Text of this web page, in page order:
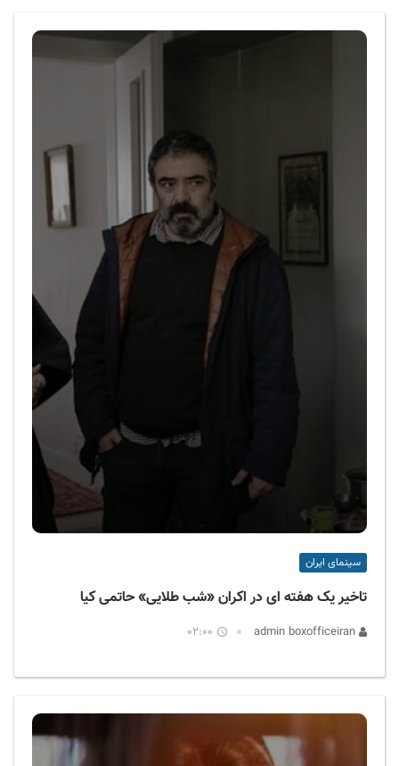
سینمای ایران
تاخیر یک هفته ای در اکران «شب طلایی» حاتمی کیا
02:00